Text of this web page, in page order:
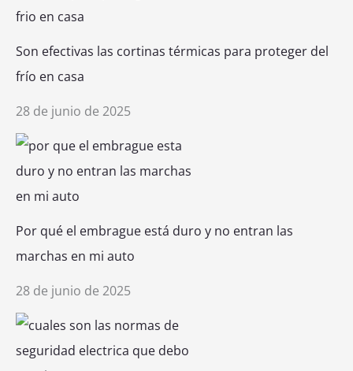
Son efectivas las cortinas térmicas para proteger del
frío en casa
28 de junio de 2025
Por qué el embrague está duro y no entran las
marchas en mi auto
28 de junio de 2025